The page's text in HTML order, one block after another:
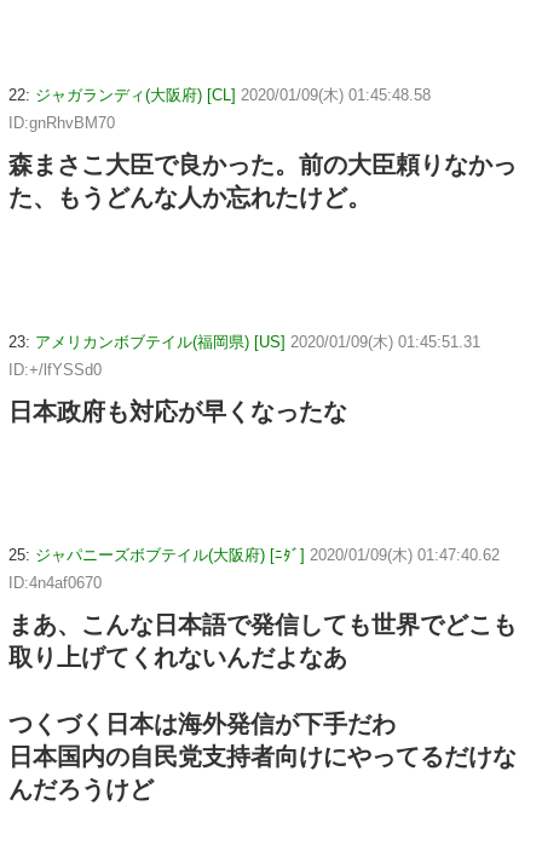
22: ジャガランディ(大阪府) [CL] 2020/01/09(木) 01:45:48.58
ID:gnRhvBM70
森まさこ大臣で良かった。前の大臣頼りなかっ
た、もうどんな人か忘れたけど。
23: アメリカンボブテイル(福岡県) [US] 2020/01/09(木) 01:45:51.31
ID:+/lfYSSd0
日本政府も対応が早くなったな
25: ジャパニーズボブテイル(大阪府) [ﾆﾀﾞ] 2020/01/09(木) 01:47:40.62
ID:4n4af0670
まあ、こんな日本語で発信しても世界でどこも
取り上げてくれないんだよなあ
つくづく日本は海外発信が下手だわ
日本国内の自民党支持者向けにやってるだけな
んだろうけど